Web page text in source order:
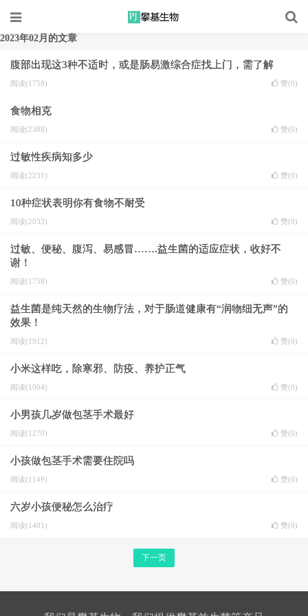
2023年02月的文章
腹部出现这3种不适时，或是肠易激综合症找上门，需了解
阅读(1758) 赞(0)
食物相克
阅读(2388) 赞(0)
过敏性疾病知多少
阅读(2231) 赞(0)
10种症状表明你有食物不耐受
阅读(2033) 赞(0)
过敏、便秘、腹泻、易感冒…….益生菌的适应症状，收好不
谢！
阅读(1758) 赞(0)
益生菌是纯天然的生物疗法，对于肠道健康有“润物细无声”的
效果！
阅读(1912) 赞(0)
小米这样吃，除寒邪、防疫、养护正气
阅读(1904) 赞(0)
小男孩几岁做包茎手术最好
阅读(1270) 赞(0)
小孩做包茎手术需要住院吗
阅读(1149) 赞(0)
六岁小孩便秘怎么治疗
阅读(1401) 赞(0)
下一页